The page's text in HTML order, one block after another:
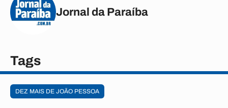
Jornal da Paraíba
Tags
DEZ MAIS DE JOÃO PESSOA